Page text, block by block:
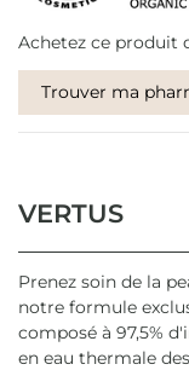
Achetez ce produit
Trouver ma
VERTUS
Prenez soin de la
notre formule
composé à 97,5%
en eau thermale